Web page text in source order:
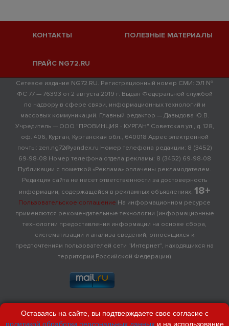
КОНТАКТЫ ПОЛЕЗНЫЕ МАТЕРИАЛЫ
ПРАЙС NG72.RU
Сетевое издание NG72.RU. Регистрационный номер СМИ: ЭЛ №
ФС 77 — 76393 от 2 августа 2019 г. Выдан Федеральной службой
по надзору в сфере связи, информационных технологий и
массовых коммуникаций. Главный редактор — Давыдова Ю.В.
Учредитель — ООО "ПРОВИНЦИЯ - КУРГАН" Советская ул., д. 128,
оф. 406, Курган, Курганская обл., 640018 Адрес электронной
почты: zen.ng72@yandex.ru Номер телефона редакции: 8 (3452)
69-98-08 Номер телефона отдела рекламы: 8 (3452) 69-98-08
Публикации с пометкой «Реклама» оплачены рекламодателем.
Редакция сайта не несет ответственности за достоверность
информации, содержащейся в рекламных объявлениях. 18+
Пользовательское соглашение На информационном ресурсе
применяются рекомендательные технологии (информационные
технологии предоставления информации на основе сбора,
систематизации и анализа сведений, относящихся к
предпочтениям пользователей сети "Интернет", находящихся на
территории Российской Федерации)
Оставаясь на сайте, вы подтверждаете свое согласие с
политикой обработки персональных данныхи на использование